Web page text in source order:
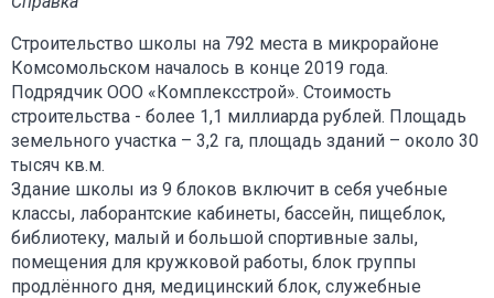
Строительство школы на 792 места в микрорайоне
Комсомольском началось в конце 2019 года.
Подрядчик ООО «Комплексстрой». Стоимость
строительства - более 1,1 миллиарда рублей. Площадь
земельного участка – 3,2 га, площадь зданий – около 30
тысяч кв.м.
Здание школы из 9 блоков включит в себя учебные
классы, лаборантские кабинеты, бассейн, пищеблок,
библиотеку, малый и большой спортивные залы,
помещения для кружковой работы, блок группы
продлённого дня, медицинский блок, служебные